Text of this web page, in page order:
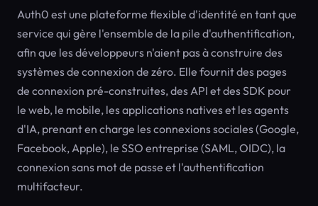
Auth0 est une plateforme flexible d'identité en tant que
service qui gère l'ensemble de la pile d'authentification,
afin que les développeurs n'aient pas à construire des
systèmes de connexion de zéro. Elle fournit des pages
de connexion pré-construites, des API et des SDK pour
le web, le mobile, les applications natives et les agents
d'IA, prenant en charge les connexions sociales (Google,
Facebook, Apple), le SSO entreprise (SAML, OIDC), la
connexion sans mot de passe et l'authentification
multifacteur.